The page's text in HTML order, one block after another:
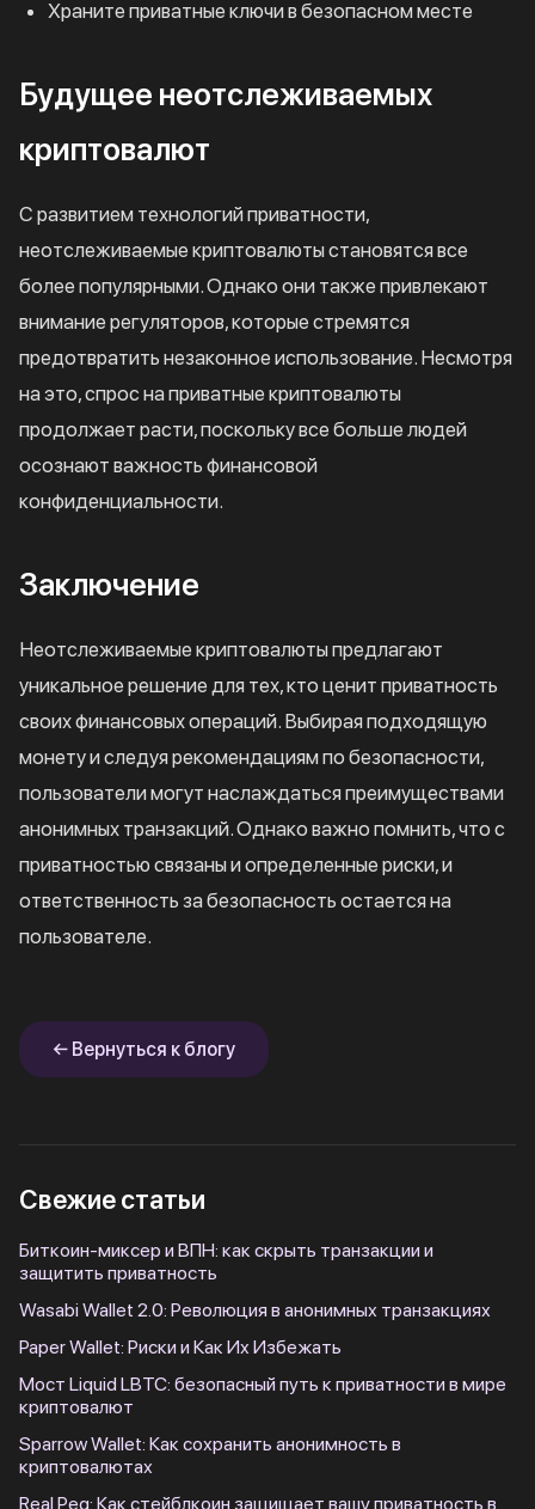
Храните приватные ключи в безопасном месте
Будущее неотслеживаемых
криптовалют
С развитием технологий приватности,
неотслеживаемые криптовалюты становятся все
более популярными. Однако они также привлекают
внимание регуляторов, которые стремятся
предотвратить незаконное использование. Несмотря
на это, спрос на приватные криптовалюты
продолжает расти, поскольку все больше людей
осознают важность финансовой
конфиденциальности.
Заключение
Неотслеживаемые криптовалюты предлагают
уникальное решение для тех, кто ценит приватность
своих финансовых операций. Выбирая подходящую
монету и следуя рекомендациям по безопасности,
пользователи могут наслаждаться преимуществами
анонимных транзакций. Однако важно помнить, что с
приватностью связаны и определенные риски, и
ответственность за безопасность остается на
пользователе.
← Вернуться к блогу
Свежие статьи
Биткоин-миксер и ВПН: как скрыть транзакции и
защитить приватность
Wasabi Wallet 2.0: Революция в анонимных транзакциях
Paper Wallet: Риски и Как Их Избежать
Мост Liquid LBTC: безопасный путь к приватности в мире
криптовалют
Sparrow Wallet: Как сохранить анонимность в
криптовалютах
Real Peg: Как стейблкоин защищает вашу приватность в